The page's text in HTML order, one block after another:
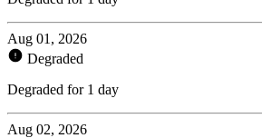
Aug 01, 2026
Degraded
Degraded for 1 day
Aug 02, 2026